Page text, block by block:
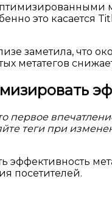
это касается
заметила, что
метатегов
первое
теги при
эффективность
посетителей.